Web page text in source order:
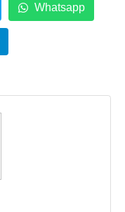
Whatsapp